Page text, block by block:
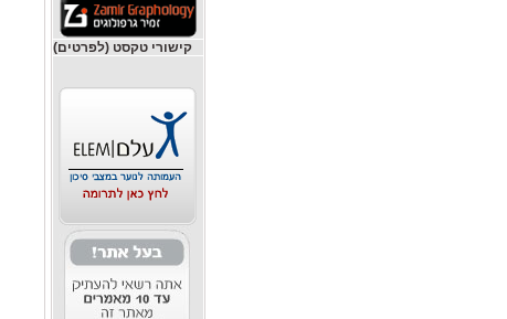
קישורי טקסט (לפרטים)